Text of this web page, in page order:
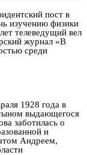
пост в
изучению физики
телеведущий вел
журнал «В
среди
1928 года в
выдающегося
заботилась о
и
Андреем,